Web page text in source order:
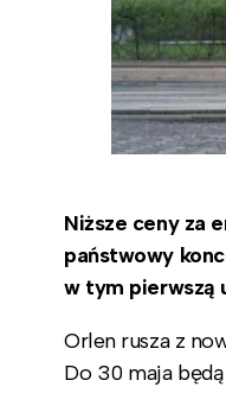
Niższe ceny za
państwowy
w tym pierwszą
Orlen rusza z
Do 30 maja